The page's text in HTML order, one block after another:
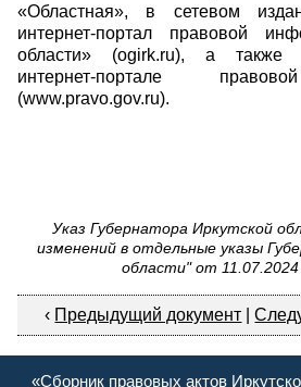
«Областная», в сетевом
интернет-портал правовой
области» (ogirk.ru), а также
интернет-портале
(www.pravo.gov.ru).
Указ Губернатора Иркутской
изменений в отдельные указы
области" от 11.07.2024
‹ Предыдущий документ |
«Сборник правовых актов